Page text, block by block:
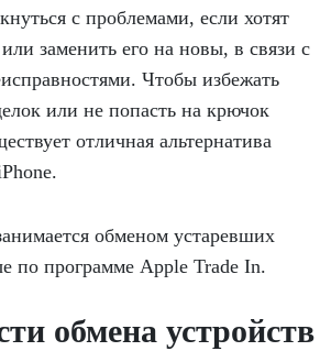
с проблемами, если хотят
заменить его на новы, в связи с
Чтобы избежать
или не попасть на крючок
отличная альтернатива
обменом устаревших
по программе Apple Trade In.
обмена устройств